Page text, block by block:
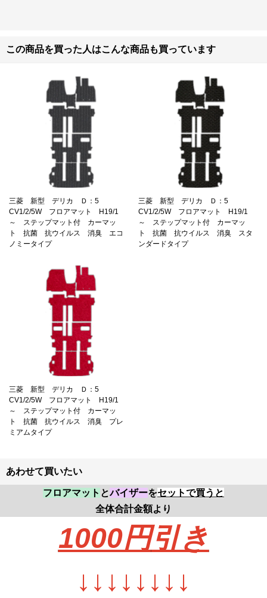
この商品を買った人はこんな商品も買っています
三菱 新型 デリカ Ｄ：5
CV1/2/5W フロアマット H19/1
～ ステップマット付 カーマッ
ト 抗菌 抗ウイルス 消臭 エコ
ノミータイプ
三菱 新型 デリカ Ｄ：5
CV1/2/5W フロアマット H19/1
～ ステップマット付 カーマッ
ト 抗菌 抗ウイルス 消臭 スタ
ンダードタイプ
三菱 新型 デリカ Ｄ：5
CV1/2/5W フロアマット H19/1
～ ステップマット付 カーマッ
ト 抗菌 抗ウイルス 消臭 プレ
ミアムタイプ
あわせて買いたい
フロアマット とバイザーをセットで買うと
全体合計金額より
1000円引き
↓ ↓ ↓ ↓ ↓ ↓ ↓ ↓